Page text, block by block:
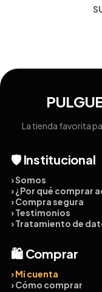
La tienda favorita
🛡️ Institucional
› Somos
› ¿Por qué comprar
› Compra segura
› Testimonios
› Tratamiento de
🛍️ Comprar
› Mi cuenta
› Cómo comprar